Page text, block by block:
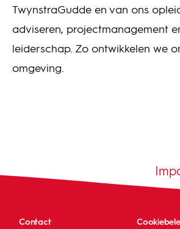
TwynstraGudde en van ons
adviseren, projectmanagement
leiderschap. Zo ontwikkelen we
omgeving.
Contact